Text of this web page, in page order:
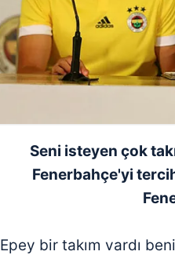
reklam/pazarlama
Çerezlere ilişkin tercihlerinizi
butonuna tıklayabilir,Çerez
mevzuata uygun olarak
Seni isteyen çok
Fenerbahçe'yi
Epey bir takım vardı